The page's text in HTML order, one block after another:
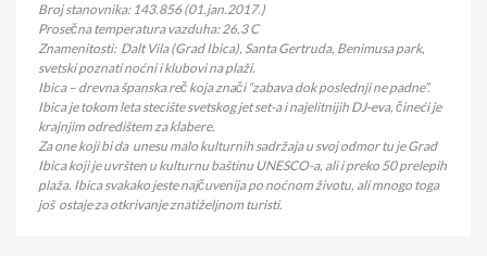
Broj stanovnika: 143.856 (01.jan.2017.)
Prosečna temperatura vazduha: 26.3 C
Znamenitosti: Dalt Vila (Grad Ibica), Santa Gertruda, Benimusa park,
svetski poznati noćni i klubovi na plaži.
Ibica – drevna španska reč koja znači “zabava dok poslednji ne padne”.
Ibica jetokom leta stecište svetskog jet set-a i najelitnijih DJ-eva, čineći je
krajnjim odredištem za klabere.
Za one koji bi da unesu malo kulturnih sadržaja u svoj odmor tu je Grad
Ibica koji je uvršten u kulturnu baštinu UNESCO-a, ali i preko 50 prelepih
plaža. Ibica svakako jeste najčuvenija po noćnom životu, ali mnogo toga
još ostaje za otkrivanje znatiželjnom turisti.